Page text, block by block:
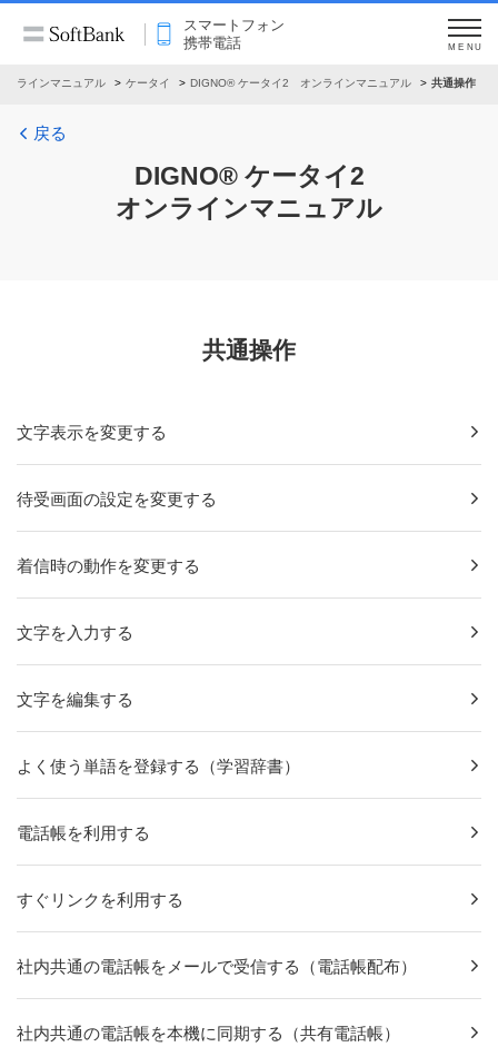
スマートフォン
携帯電話
MENU
ンラインマニュアル ケータイ DIGNO® ケータイ2 オンラインマニュアル 共通操作
戻る
DIGNO® ケータイ2
オンラインマニュアル
共通操作
文字表示を変更する
待受画面の設定を変更する
着信時の動作を変更する
文字を入力する
文字を編集する
よく使う単語を登録する（学習辞書）
電話帳を利用する
すぐリンクを利用する
社内共通の電話帳をメールで受信する（電話帳配布）
社内共通の電話帳を本機に同期する（共有電話帳）